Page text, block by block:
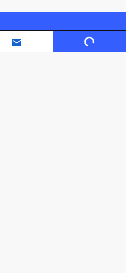
Loading...
организация дополнительного